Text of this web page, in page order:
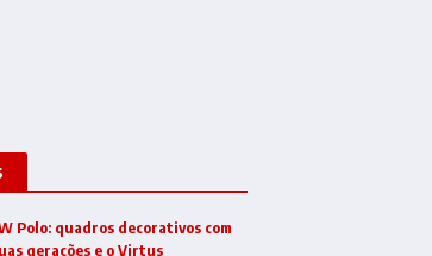
Polo: quadros decorativos com
gerações e o Virtus